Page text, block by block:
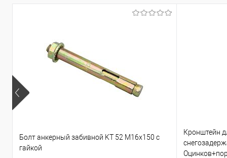
Болт анкерный забивной KT 52 М16х150 с
гайкой
Кронштейн